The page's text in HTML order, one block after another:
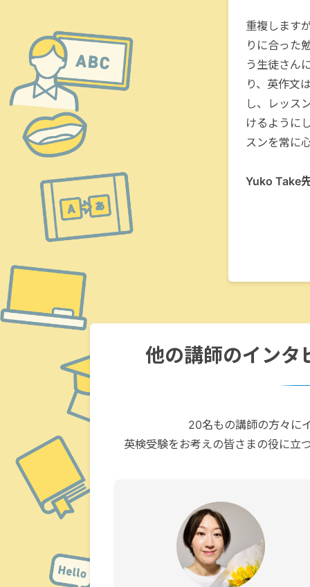
重複します
りに合った
う生徒さん
り、英作文
し、レッス
けるように
スンを常に
Yuko Take
他の講師のインタ
20名もの講師の方々に
英検受験をお考えの皆さまの役に立